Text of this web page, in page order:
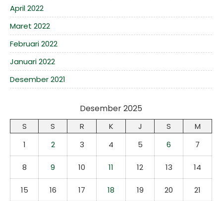
April 2022
Maret 2022
Februari 2022
Januari 2022
Desember 2021
Desember 2025
S S R K J S
M
1
2 3 4 5 6 7
8 9 10 11 12 13 14
15 16 17 18 19 20 21